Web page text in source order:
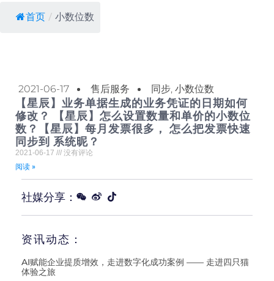
首页 / 小数位数
2021-06-17 售后服务 同步, 小数位数
【星辰】业务单据生成的业务凭证的日期如何
修改？ 【星辰】怎么设置数量和单价的小数位
数？【星辰】每月发票很多， 怎么把发票快速
同步到 系统昵？
2021-06-17
没有评论
阅读 »
社媒分享：
资讯动态：
AI赋能企业提质增效，走进数字化成功案例 —— 走进四只猫
体验之旅